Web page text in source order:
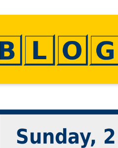
Sunday,